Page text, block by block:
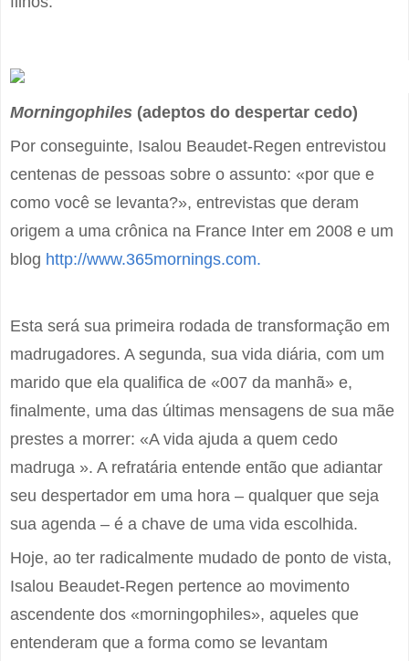
Morningophiles (adeptos do despertar cedo)
Por conseguinte, Isalou Beaudet-Regen entrevistou
centenas de pessoas sobre o assunto: «por que e
como você se levanta?», entrevistas que deram
origem a uma crônica na France Inter em 2008 e um
blog http://www.365mornings.com.
Esta será sua primeira rodada de transformação em
madrugadores. A segunda, sua vida diária, com um
marido que ela qualifica de «007 da manhã» e,
finalmente, uma das últimas mensagens de sua mãe
prestes a morrer: «A vida ajuda a quem cedo
madruga ». A refratária entende então que adiantar
seu despertador em uma hora – qualquer que seja
sua agenda – é a chave de uma vida escolhida.
Hoje, ao ter radicalmente mudado de ponto de vista,
Isalou Beaudet-Regen pertence ao movimento
ascendente dos «morningophiles», aqueles que
entenderam que a forma como se levantam